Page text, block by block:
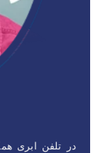
در تلفن ابری
از این امکان
همچنین